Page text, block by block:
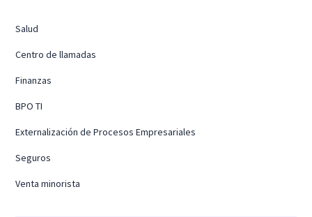
Salud
Centro de llamadas
Finanzas
BPO TI
Externalización de Procesos Empresariales
Seguros
Venta minorista